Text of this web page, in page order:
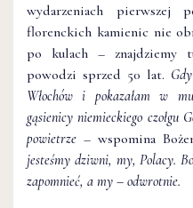
wydarzeniach pierwszej
florenckich kamienic nie
po kulach – znajdziemy
powodzi sprzed 50 lat.
Włochów i pokazałam w
gąsienicy niemieckiego czołgu
powietrze– wspomina
jesteśmy dziwni, my, Polacy.
zapomnieć, a my – odwrotnie.